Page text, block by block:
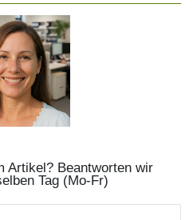
Artikel? Beantworten wir
Tag (Mo-Fr)